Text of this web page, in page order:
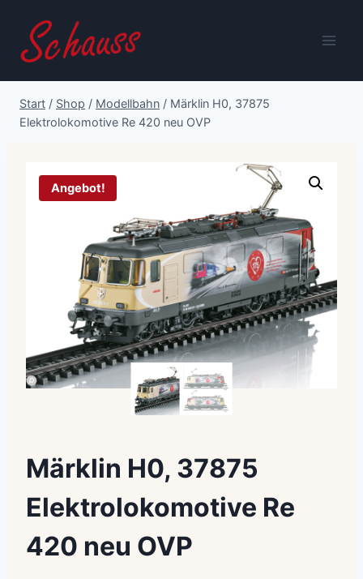
Inhalt
springen
Start / Shop / Modellbahn / Märklin H0, 37875
Elektrolokomotive Re 420 neu OVP
Angebot!
Märklin H0, 37875
Elektrolokomotive Re
420 neu OVP